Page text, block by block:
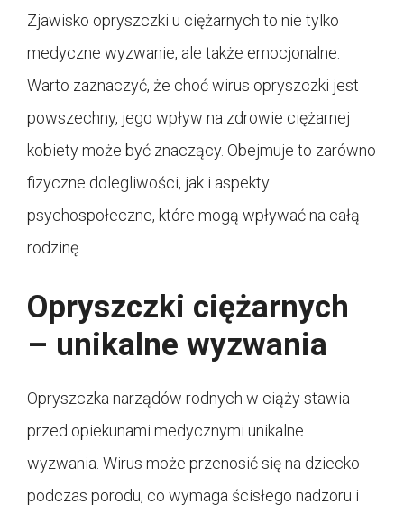
Zjawisko opryszczki u ciężarnych to nie tylko
medyczne wyzwanie, ale także emocjonalne.
Warto zaznaczyć, że choć wirus opryszczki jest
powszechny, jego wpływ na zdrowie ciężarnej
kobiety może być znaczący. Obejmuje to zarówno
fizyczne dolegliwości, jak i aspekty
psychospołeczne, które mogą wpływać na całą
rodzinę.
Opryszczki ciężarnych
– unikalne wyzwania
Opryszczka narządów rodnych w ciąży stawia
przed opiekunami medycznymi unikalne
wyzwania. Wirus może przenosić się na dziecko
podczas porodu, co wymaga ścisłego nadzoru i